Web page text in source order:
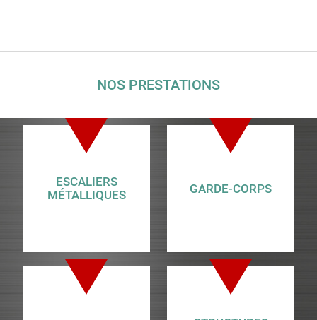
NOS PRESTATIONS
ESCALIERS
MÉTALLIQUES
GARDE-CORPS